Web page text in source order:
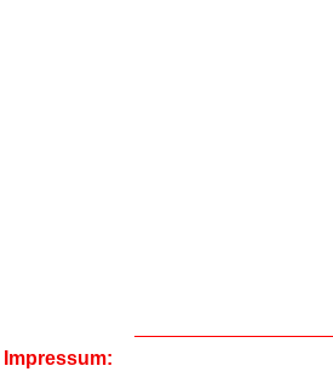
Impressum: